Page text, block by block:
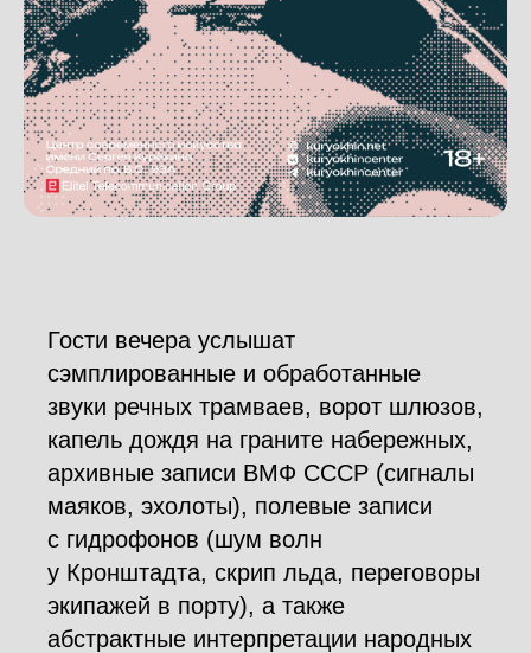
Гости вечера услышат
сэмплированные и обработанные
звуки речных трамваев, ворот шлюзов,
капель дождя на граните набережных,
архивные записи ВМФ СССР (сигналы
маяков, эхолоты), полевые записи
с гидрофонов (шум волн
у Кронштадта, скрип льда, переговоры
экипажей в порту), а также
абстрактные интерпретации народных